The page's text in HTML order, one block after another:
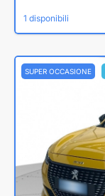
1 disponibili
SUPER OCCASIONE